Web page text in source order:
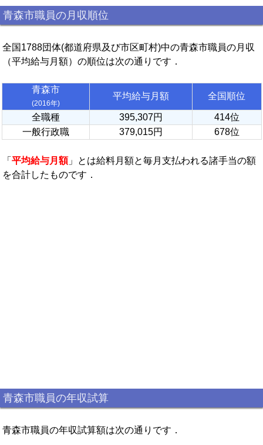
青森市職員の月収順位
全国1788団体(都道府県及び市区町村)中の青森市職員の月収
（平均給与月額）の順位は次の通りです．
青森市
(2016年)
平均給与月額 全国順位
全職種 395,307円
414位
一般行政職
379,015円 678位
「 平均給与月額」とは給料月額と毎月支払われる諸手当の額
を合計したものです．
青森市職員の年収試算
青森市職員の年収試算額は次の通りです．